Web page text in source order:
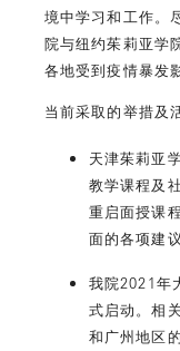
境中学习和工作。
院与纽约茱莉亚学
各地受到疫情暴发
当前采取的举措及
天津茱莉亚
教学课程及
重启面授课
面的各项建
我院2021年
式启动。相
和广州地区